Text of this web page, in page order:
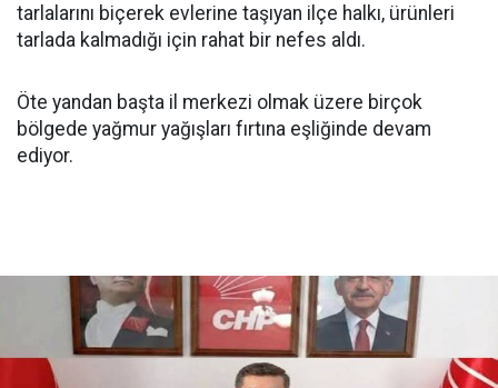
tarlalarını biçerek evlerine taşıyan ilçe halkı, ürünleri
tarlada kalmadığı için rahat bir nefes aldı.
Öte yandan başta il merkezi olmak üzere birçok
bölgede yağmur yağışları fırtına eşliğinde devam
ediyor.